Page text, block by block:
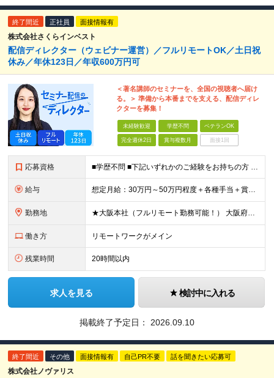
終了間近 正社員 面接情報有
株式会社さくらインベスト
配信ディレクター（ウェビナー運営）／フルリモートOK／土日祝
休み／年休123日／年収600万円可
＜著名講師のセミナーを、全国の視聴者へ届け
る。＞ 準備から本番までを支える、配信ディレ
クターを募集！
未経験歓迎 学歴不問 ベテランOK
完全週休2日 賞与複数月 面接1回
応募資格 ■学歴不問 ■下記いずれかのご経験をお持ちの方 ・配信業務の実務経験（OBS運用など） ・Web番組、動画、TV、ウェビナー等のディレクション経験 ・何らかの企画運営経験をお持ちの方 （Premier
給与 想定月給：30万円～50万円程度＋各種手当＋賞与年2回 ※想定年収：400万円～600万円 ※経験・能力等考慮の上、規定により優遇 ※上記月給には固定残業代を含みます。固定残業代は、時間外労働の有無に
勤務地 ★大阪本社（フルリモート勤務可能！） 大阪府大阪市北区梅田2丁目5番6号 桜橋八千代ビル9階 ★新オフィスへ移転予定！駅直結ビルです♪ （移転後の住所） 大阪府大阪市中央区安土町3丁目5-13 本町ガ
働き方 リモートワークがメイン
残業時間 20時間以内
求人を見る 検討中に入れる
掲載終了予定日： 2026.09.10
終了間近 その他 面接情報有 自己PR不要 話を聞きたい応募可
株式会社ノヴァリス